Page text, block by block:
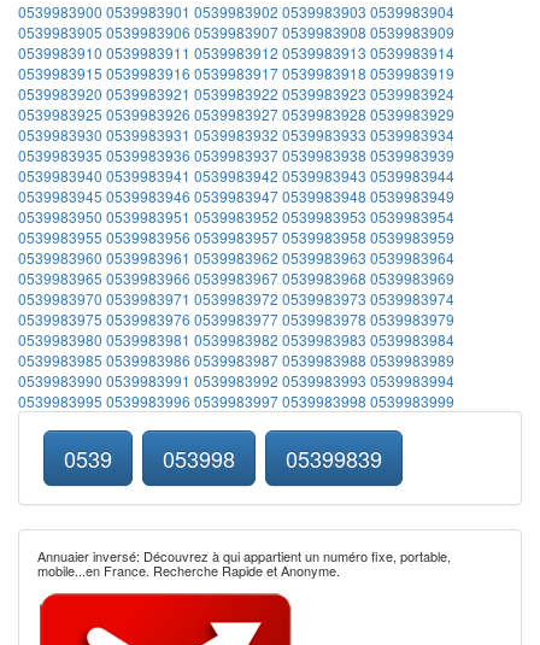
0539983900 0539983901 0539983902 0539983903 0539983904
0539983905 0539983906 05399839070539983908 0539983909
0539983910 0539983911 0539983912 0539983913 0539983914
0539983915 0539983916 05399839170539983918 0539983919
0539983920 0539983921 0539983922 0539983923 0539983924
0539983925 0539983926 05399839270539983928 0539983929
0539983930 0539983931 0539983932 0539983933 0539983934
0539983935 0539983936 05399839370539983938 0539983939
0539983940 0539983941 0539983942 0539983943 0539983944
0539983945 0539983946 05399839470539983948 0539983949
0539983950 0539983951 0539983952 0539983953 0539983954
0539983955 0539983956 05399839570539983958 0539983959
0539983960 0539983961 0539983962 0539983963 0539983964
0539983965 0539983966 05399839670539983968 0539983969
0539983970 0539983971 0539983972 0539983973 0539983974
0539983975 0539983976 05399839770539983978 0539983979
0539983980 0539983981 0539983982 0539983983 0539983984
0539983985 0539983986 05399839870539983988 0539983989
0539983990 0539983991 0539983992 0539983993 0539983994
0539983995 0539983996 05399839970539983998 0539983999
0539 053998 05399839
Annuaier inversé: Découvrez à qui appartient un numéro fixe, portable,
mobile...en France. Recherche Rapide et Anonyme.